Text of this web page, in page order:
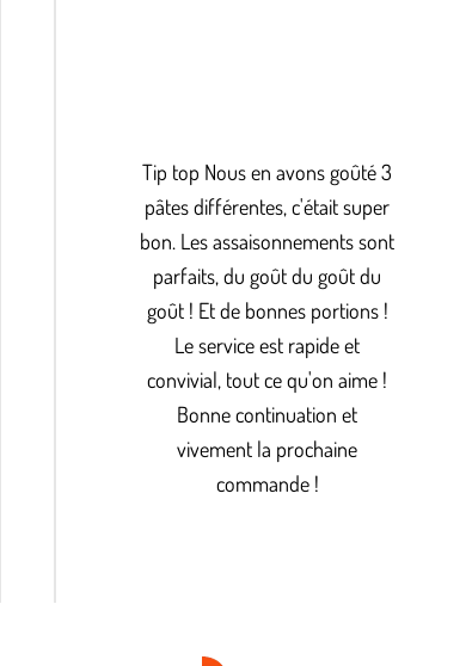
Tip top Nous en avons goûté 3
pâtes différentes, c'était super
bon. Les assaisonnements sont
parfaits, du goût du goût du
goût ! Et de bonnes portions !
Le service est rapide et
convivial, tout ce qu'on aime !
Bonne continuation et
vivement la prochaine
commande !